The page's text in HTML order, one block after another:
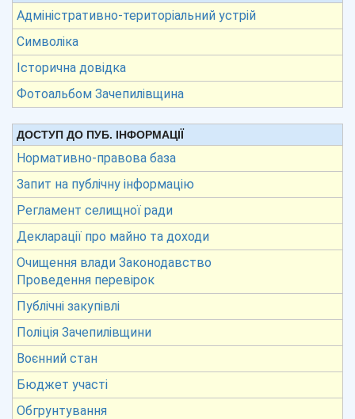
Адміністративно-територіальний устрій
Символіка
Історична довідка
Фотоальбом Зачепилівщина
ДОСТУП ДО ПУБ. ІНФОРМАЦІЇ
Нормативно-правова база
Запит на публічну інформацію
Регламент селищної ради
Декларації про майно та доходи
Очищення влади Законодавство
Проведення перевірок
Публічні закупівлі
Поліція Зачепилівщини
Воєнний стан
Бюджет участі
Обгрунтування